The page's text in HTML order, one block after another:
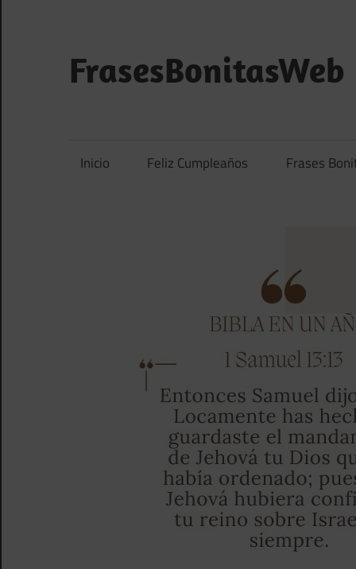
contenido
FrasesBonitasWeb
Inicio Feliz Cumpleaños Frases